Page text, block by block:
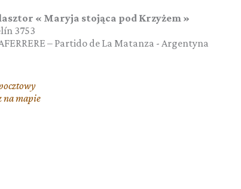
« Maryja stojąca pod Krzyżem »
3753
– Partido de La Matanza - Argentyna
na mapie